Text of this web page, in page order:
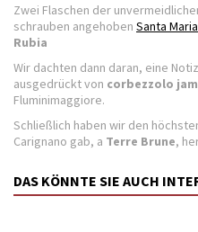
Zwei Flaschen der
schrauben angehoben Santa Maria
Rubia
Wir dachten dann daran, eine
ausgedrückt von corbezzolo jam
Fluminimaggiore.
Schließlich haben wir den
Carignano gab, a Terre Brune,
DAS KÖNNTE SIE AUCH